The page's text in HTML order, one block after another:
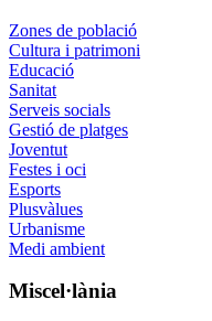
Zones de població
Cultura i patrimoni
Educació
Sanitat
Serveis socials
Gestió de platges
Joventut
Festes i oci
Esports
Plusvàlues
Urbanisme
Medi ambient
Miscel·lània